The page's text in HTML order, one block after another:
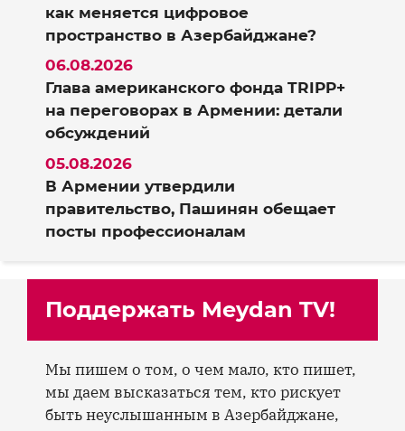
как меняется цифровое
пространство в Азербайджане?
Глава американского фонда TRIPP+
на переговорах в Армении: детали
обсуждений
06.08.2026
В Армении утвердили
правительство, Пашинян обещает
посты профессионалам
05.08.2026
Поддержать Meydan TV!
Мы пишем о том, о чем мало, кто пишет,
мы даем высказаться тем, кто рискует
быть неуслышанным в Азербайджане,